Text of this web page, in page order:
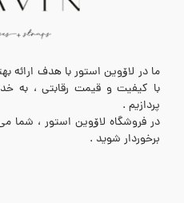
ما در لاۆوین استور با هدف
با کیفیت و قیمت رقابتی ، به
پردازیم .
در فروشگاه لاۆوین استور ، شما
برخوردار شوید .